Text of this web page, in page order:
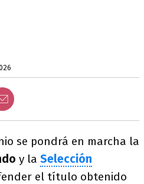
se pondrá en marcha la
y la Selección
el título obtenido